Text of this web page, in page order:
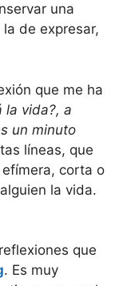
una
de expresar,
que me ha
la vida?, a
un minuto
líneas, que
corta o
la vida.
que
. Es muy